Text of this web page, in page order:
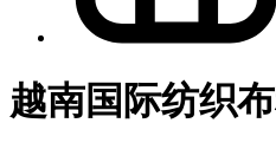
越南国际纺织